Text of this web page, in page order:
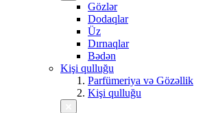
Gözlər
Dodaqlar
Üz
Dırnaqlar
Bədən
Kişi qulluğu
Parfümeriya və Gözəllik
Kişi qulluğu